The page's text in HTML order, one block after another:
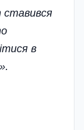
ставився
в